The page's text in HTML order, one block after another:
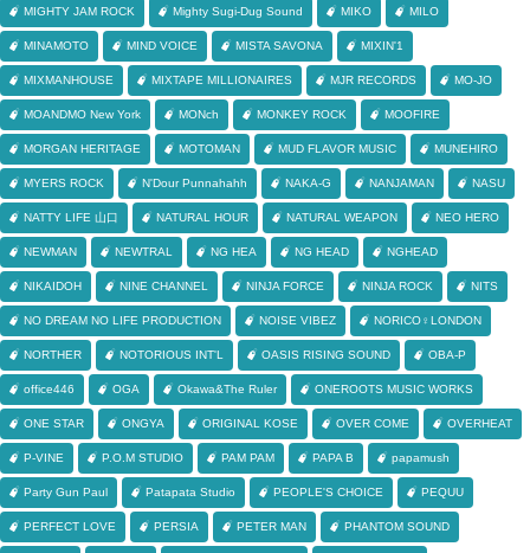
MIGHTY JAM ROCK Mighty Sugi-Dug Sound MIKO MILO
MINAMOTO MIND VOICE MISTA SAVONA MIXIN'1
MIXMANHOUSE MIXTAPE MILLIONAIRES MJR RECORDS MO-JO
MOANDMO New York MONch MONKEY ROCK MOOFIRE
MORGAN HERITAGE MOTOMAN MUD FLAVOR MUSIC MUNEHIRO
MYERS ROCK N'Dour Punnahahh NAKA-G NANJAMAN NASU
NATTY LIFE 山口 NATURAL HOUR NATURAL WEAPON NEO HERO
NEWMAN NEWTRAL NG HEA NG HEAD NGHEAD
NIKAIDOH NINE CHANNEL NINJA FORCE NINJA ROCK NITS
NO DREAM NO LIFE PRODUCTION NOISE VIBEZ NORICO♀LONDON
NORTHER NOTORIOUS INT'L OASIS RISING SOUND OBA-P
office446 OGA Okawa&The Ruler ONEROOTS MUSIC WORKS
ONE STAR ONGYA ORIGINAL KOSE OVER COME OVERHEAT
P-VINE P.O.M STUDIO PAM PAM PAPA B papamush
Party Gun Paul Patapata Studio PEOPLE'S CHOICE PEQUU
PERFECT LOVE PERSIA PETER MAN PHANTOM SOUND